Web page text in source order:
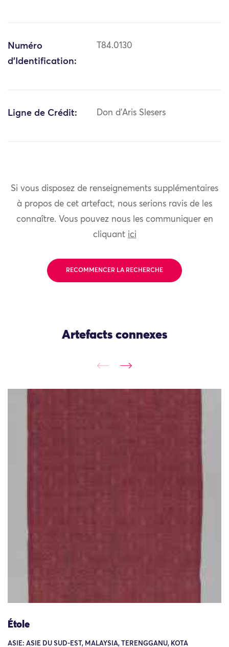
Numéro
d'Identification:
T84.0130
Ligne de Crédit: Don d'Aris Slesers
Si vous disposez de renseignements supplémentaires
à propos de cet artefact, nous serions ravis de les
connaître. Vous pouvez nous les communiquer en
cliquant ici
RECOMMENCER LA RECHERCHE
Artefacts connexes
Étole
ASIE: ASIE DU SUD-EST, MALAYSIA, TERENGGANU, KOTA